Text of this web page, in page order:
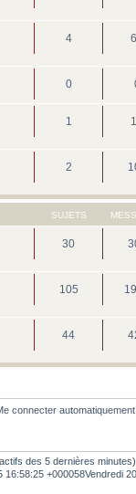
4
0
1
2
SUJETS
30
105
44
connecter
des 5 dernières minutes)
16:58:25 +000058Vendredi